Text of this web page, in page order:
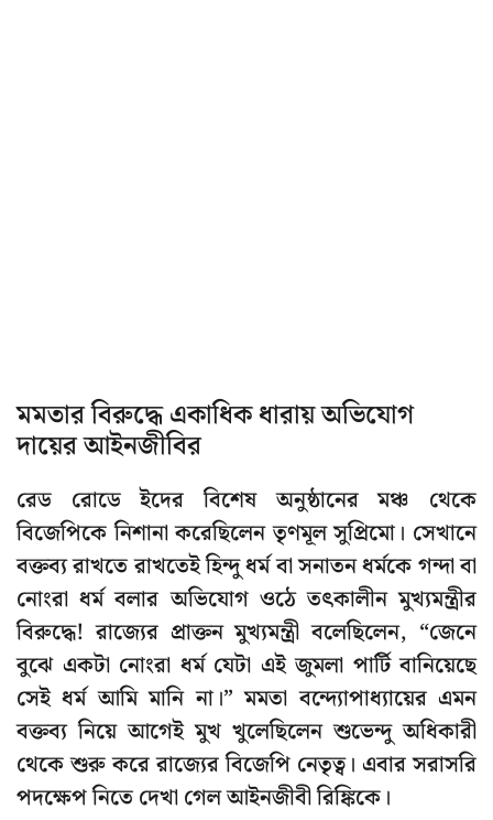
মমতার বিরুদ্ধে একাধিক ধারায় অভিযোগ
দায়ের আইনজীবির
রেড রোডে ইদের বিশেষ অনুষ্ঠানের মঞ্চ থেকে
বিজেপিকে নিশানা করেছিলেন তৃণমূল সুপ্রিমো। সেখানে
বক্তব্য রাখতে রাখতেই হিন্দু ধর্ম বা সনাতন ধর্মকে গন্দা বা
নোংরা ধর্ম বলার অভিযোগ ওঠে তৎকালীন মুখ্যমন্ত্রীর
বিরুদ্ধে! রাজ্যের প্রাক্তন মুখ্যমন্ত্রী বলেছিলেন, “জেনে
বুঝে একটা নোংরা ধর্ম যেটা এই জুমলা পার্টি বানিয়েছে
সেই ধর্ম আমি মানি না।” মমতা বন্দ্যোপাধ্যায়ের এমন
বক্তব্য নিয়ে আগেই মুখ খুলেছিলেন শুভেন্দু অধিকারী
থেকে শুরু করে রাজ্যের বিজেপি নেতৃত্ব। এবার সরাসরি
পদক্ষেপ নিতে দেখা গেল আইনজীবী রিঙ্কিকে।